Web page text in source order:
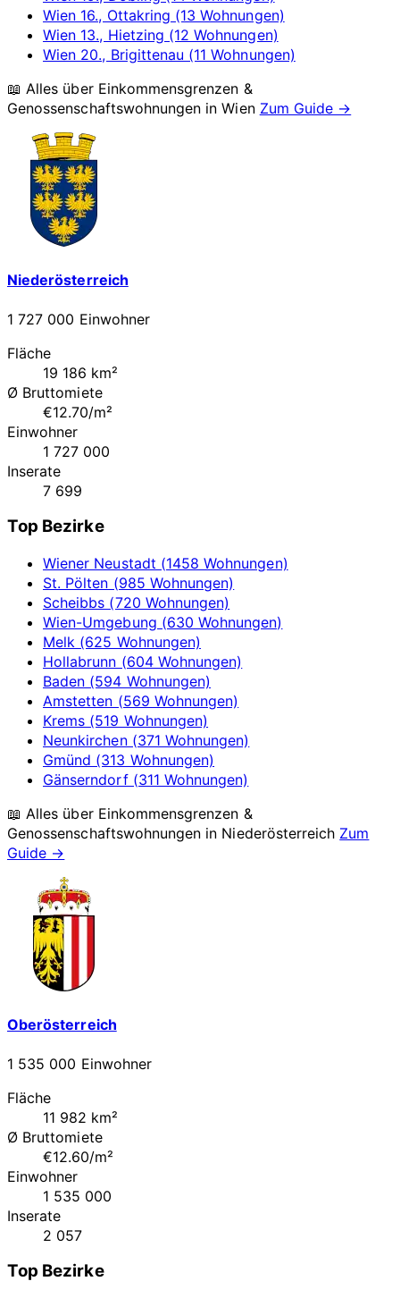
Wien 16., Ottakring (13 Wohnungen)
Wien 13., Hietzing (12 Wohnungen)
Wien 20., Brigittenau (11 Wohnungen)
📖 Alles über Einkommensgrenzen &
Genossenschaftswohnungen inWien Zum Guide →
Niederösterreich
1 727 000 Einwohner
Fläche
19 186 km²
Ø Bruttomiete
€12.70/m²
Einwohner
1 727 000
Inserate
7 699
Top Bezirke
Wiener Neustadt (1458 Wohnungen)
St. Pölten (985 Wohnungen)
Scheibbs (720 Wohnungen)
Wien-Umgebung (630 Wohnungen)
Melk (625 Wohnungen)
Hollabrunn (604 Wohnungen)
Baden (594 Wohnungen)
Amstetten (569 Wohnungen)
Krems (519 Wohnungen)
Neunkirchen (371 Wohnungen)
Gmünd (313 Wohnungen)
Gänserndorf (311 Wohnungen)
📖 Alles über Einkommensgrenzen &
Genossenschaftswohnungen in Niederösterreich Zum
Guide →
Oberösterreich
1 535 000 Einwohner
Fläche
11 982 km²
Ø Bruttomiete
€12.60/m²
Einwohner
1 535 000
Inserate
2 057
Top Bezirke